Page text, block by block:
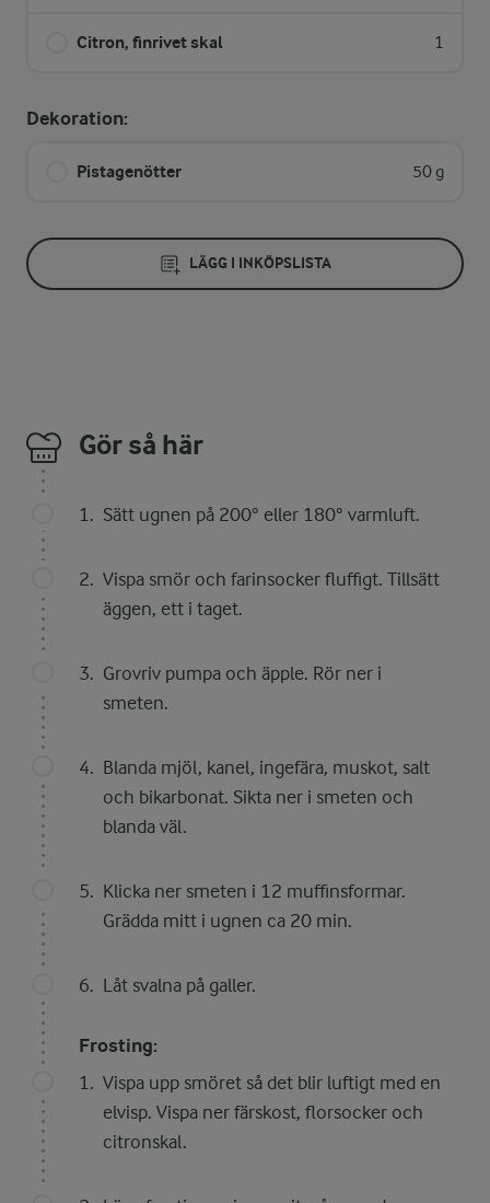
Citron, finrivet skal 1
Dekoration:
Pistagenötter 50 g
LÄGG I INKÖPSLISTA
Gör så här
Sätt ugnen på 200° eller 180° varmluft.
Vispa smör och farinsocker fluffigt. Tillsätt
äggen, ett i taget.
Grovriv pumpa och äpple. Rör ner i
smeten.
Blanda mjöl, kanel, ingefära, muskot, salt
och bikarbonat. Sikta ner i smeten och
blanda väl.
Klicka ner smeten i 12 muffinsformar.
Grädda mitt i ugnen ca 20 min.
Låt svalna på galler.
Frosting:
Vispa upp smöret så det blir luftigt med en
elvisp. Vispa ner färskost, florsocker och
citronskal.